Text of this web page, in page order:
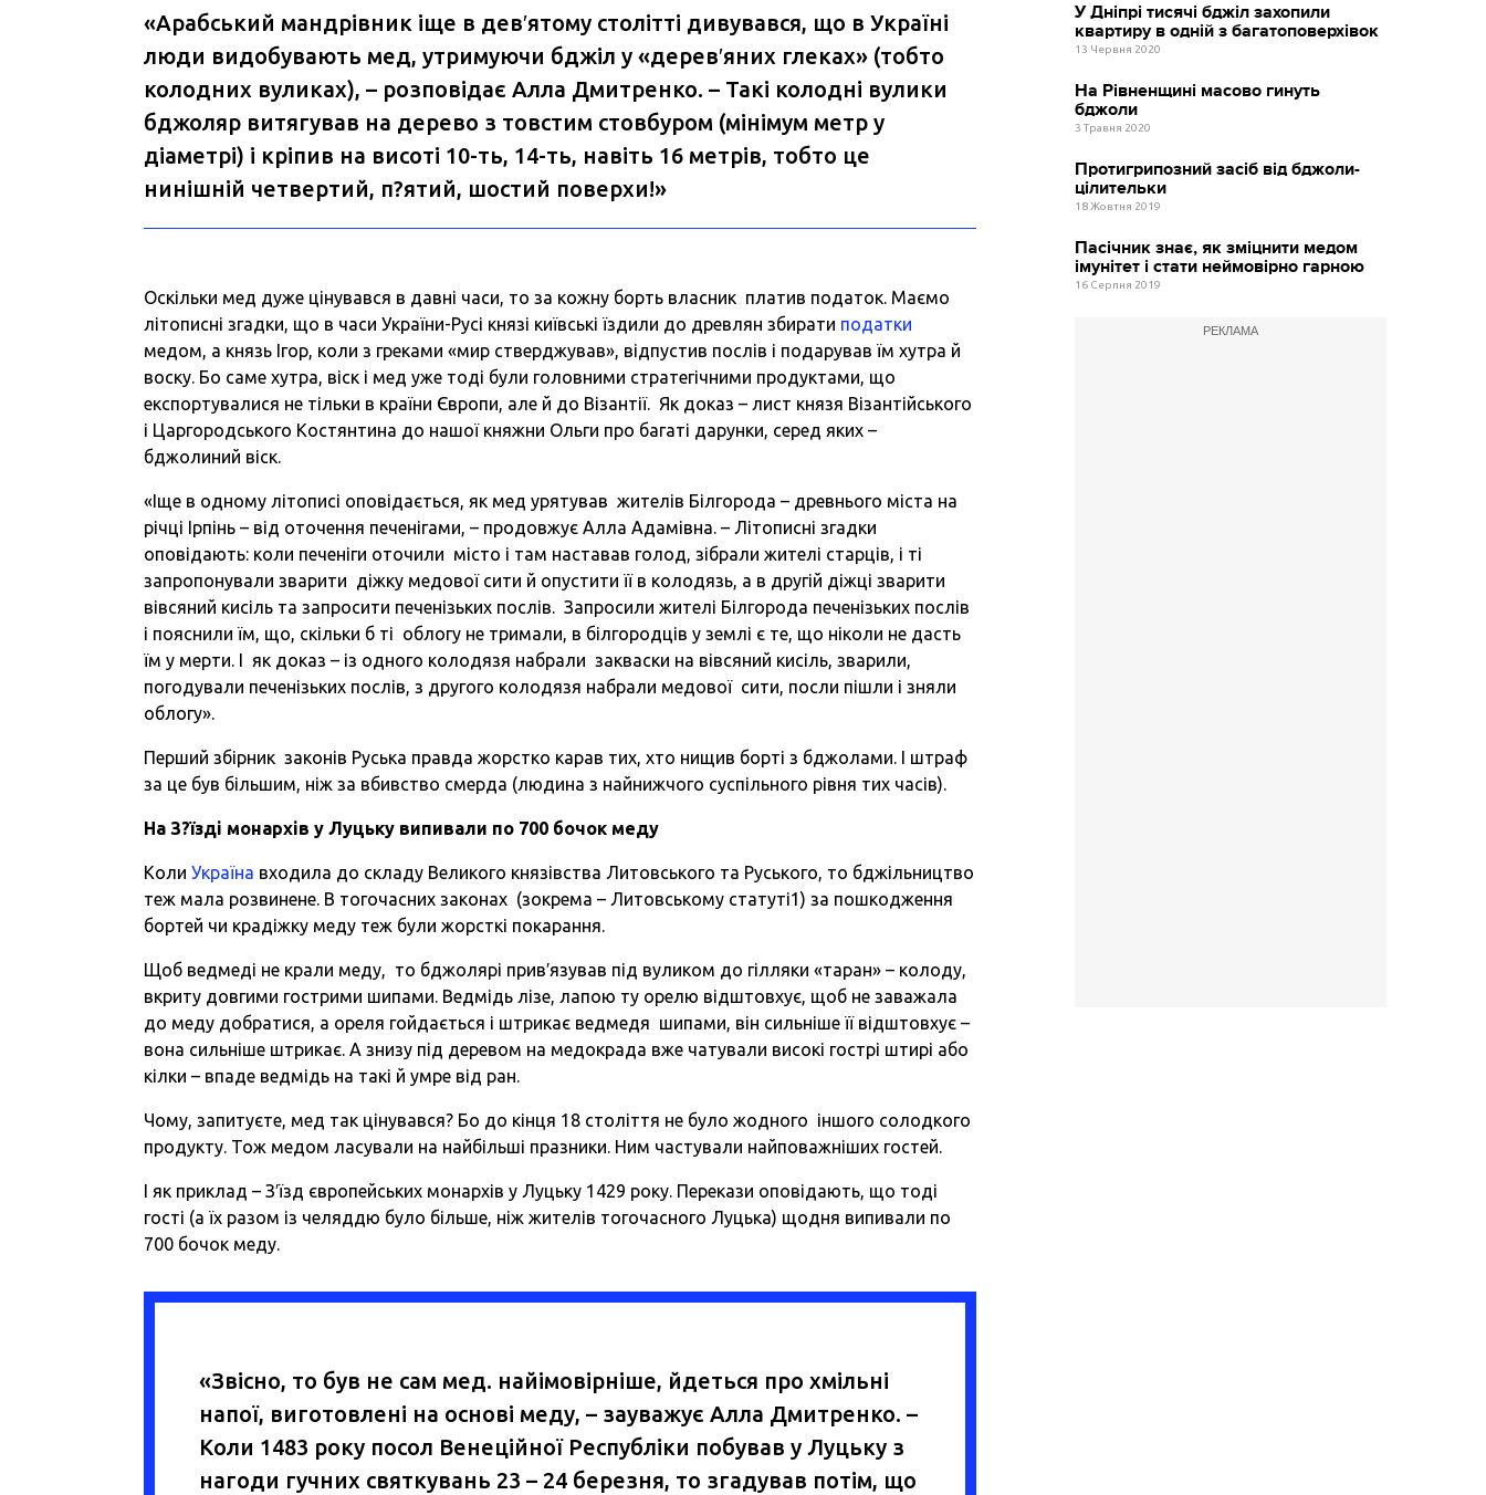
«Арабський мандрівник іще в дев′ятому столітті дивувався, що в Україні
люди видобувають мед, утримуючи бджіл у «дерев′яних глеках» (тобто
колодних вуликах), – розповідає Алла Дмитренко. – Такі колодні вулики
бджоляр витягував на дерево з товстим стовбуром (мінімум метр у
діаметрі) і кріпив на висоті 10-ть, 14-ть, навіть 16 метрів, тобто це
нинішній четвертий, п?ятий, шостий поверхи!»
Оскільки мед дуже цінувався в давні часи, то за кожну борть власник платив податок. Маємо
літописні згадки, що в часи України-Русі князі київські їздили до древлян збирати податки
медом, а князь Ігор, коли з греками «мир стверджував», відпустив послів і подарував їм хутра й
воску. Бо саме хутра, віск і мед уже тоді були головними стратегічними продуктами, що
експортувалися не тільки в країни Європи, але й до Візантії. Як доказ – лист князя Візантійського
і Царгородського Костянтина до нашої княжни Ольги про багаті дарунки, серед яких –
бджолиний віск.
«Іще в одному літописі оповідається, як мед урятував жителів Білгорода – древнього міста на
річці Ірпінь – від оточення печенігами, – продовжує Алла Адамівна. – Літописні згадки
оповідають: коли печеніги оточили місто і там наставав голод, зібрали жителі старців, і ті
запропонували зварити діжку медової сити й опустити її в колодязь, а в другій діжці зварити
вівсяний кисіль та запросити печенізьких послів. Запросили жителі Білгорода печенізьких послів
і пояснили їм, що, скільки б ті облогу не тримали, в білгородців у землі є те, що ніколи не дасть
їм у мерти. І як доказ – із одного колодязя набрали закваски на вівсяний кисіль, зварили,
погодували печенізьких послів, з другого колодязя набрали медової сити, посли пішли і зняли
облогу».
Перший збірник законів Руська правда жорстко карав тих, хто нищив борті з бджолами. І штраф
за це був більшим, ніж за вбивство смерда (людина з найнижчого суспільного рівня тих часів).
На З?їзді монархів у Луцьку випивали по 700 бочок меду
КолиУкраїна входила до складу Великого князівства Литовського та Руського, то бджільництво
теж мала розвинене. В тогочасних законах (зокрема – Литовському статуті1) за пошкодження
бортей чи крадіжку меду теж були жорсткі покарання.
Щоб ведмеді не крали меду, то бджолярі прив′язував під вуликом до гілляки «таран» – колоду,
вкриту довгими гострими шипами. Ведмідь лізе, лапою ту орелю відштовхує, щоб не заважала
до меду добратися, а ореля гойдається і штрикає ведмедя шипами, він сильніше її відштовхує –
вона сильніше штрикає. А знизу під деревом на медокрада вже чатували високі гострі штирі або
кілки – впаде ведмідь на такі й умре від ран.
Чому, запитуєте, мед так цінувався? Бо до кінця 18 століття не було жодного іншого солодкого
продукту. Тож медом ласували на найбільші празники. Ним частували найповажніших гостей.
І як приклад – З′їзд європейських монархів у Луцьку 1429 року. Перекази оповідають, що тоді
гості (а їх разом із челяддю було більше, ніж жителів тогочасного Луцька) щодня випивали по
700 бочок меду.
«Звісно, то був не сам мед. найімовірніше, йдеться про хмільні
напої, виготовлені на основі меду, – зауважує Алла Дмитренко. –
Коли 1483 року посол Венеційної Республіки побував у Луцьку з
нагоди гучних святкувань 23 – 24 березня, то згадував потім, що
У Дніпрі тисячі бджіл захопили
квартиру в одній з багатоповерхівок
13 Червня 2020
На Рівненщині масово гинуть
бджоли
3 Травня 2020
Протигрипозний засіб від бджоли-
цілительки
18 Жовтня 2019
Пасічник знає, як зміцнити медом
імунітет і стати неймовірно гарною
16 Серпня 2019
РЕКЛАМА